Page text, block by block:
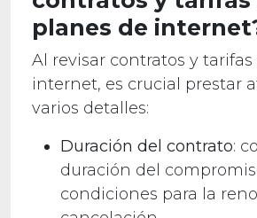
planes de
Al revisar contratos y
internet, es crucial prestar
varios detalles:
Duración del contrato:
duración del
condiciones para la